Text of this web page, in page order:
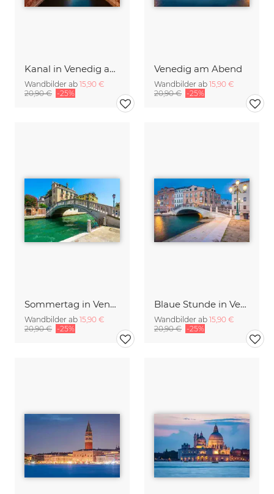
Kanal in Venedig am Abend
Wandbilder ab 15,90 €
20,90 € -25%
Venedig am Abend
Wandbilder ab 15,90 €
20,90 € -25%
Sommertag in Venedig
Wandbilder ab 15,90 €
20,90 € -25%
Blaue Stunde in Venedig
Wandbilder ab 15,90 €
20,90 € -25%